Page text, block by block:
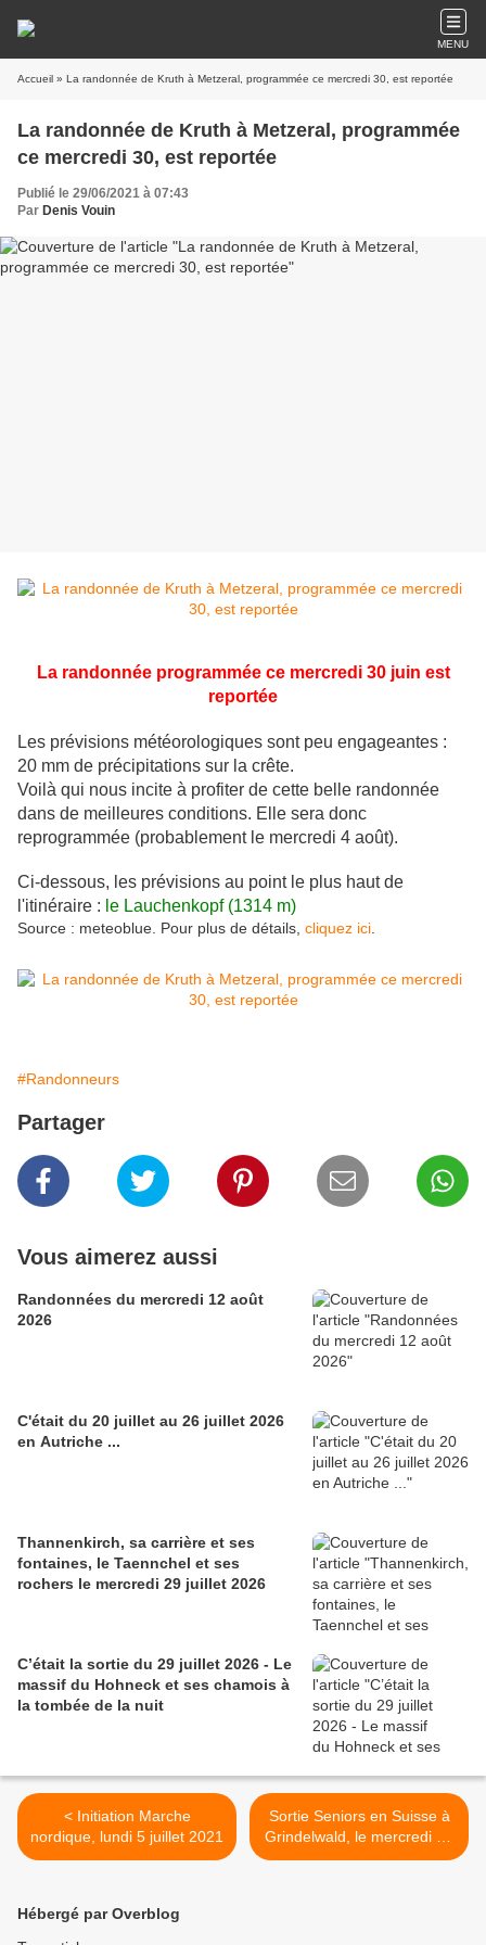
MENU
Accueil » La randonnée de Kruth à Metzeral, programmée ce mercredi 30, est reportée
La randonnée de Kruth à Metzeral, programmée
ce mercredi 30, est reportée
Publié le 29/06/2021 à 07:43
Par Denis Vouin
La randonnée programmée ce mercredi 30 juin est
reportée
Les prévisions météorologiques sont peu engageantes :
20 mm de précipitations sur la crête.
Voilà qui nous incite à profiter de cette belle randonnée
dans de meilleures conditions. Elle sera donc
reprogrammée (probablement le mercredi 4 août).
Ci-dessous, les prévisions au point le plus haut de
l'itinéraire : le Lauchenkopf (1314 m)
Source : meteoblue. Pour plus de détails, cliquez ici
#Randonneurs
Partager
Vous aimerez aussi
Randonnées du mercredi 12 août
2026
C'était du 20 juillet au 26 juillet 2026
en Autriche ...
Thannenkirch, sa carrière et ses
fontaines, le Taennchel et ses
rochers le mercredi 29 juillet 2026
C’était la sortie du 29 juillet 2026 - Le
massif du Hohneck et ses chamois à
la tombée de la nuit
< Initiation Marche
nordique, lundi 5 juillet 2021
Sortie Seniors en Suisse à
Grindelwald, le mercredi 21
juillet prochain. >
Hébergé par Overblog